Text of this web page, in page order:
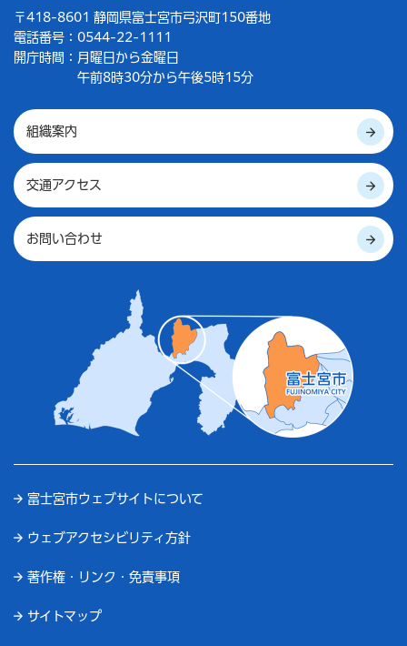
〒418-8601 静岡県富士宮市弓沢町150番地
電話番号：0544-22-1111
開庁時間： 月曜日から金曜日
午前8時30分から午後5時15分
組織案内
交通アクセス
お問い合わせ
富士宮市ウェブサイトについて
ウェブアクセシビリティ方針
著作権・リンク・免責事項
サイトマップ